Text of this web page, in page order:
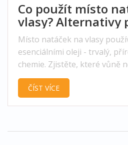
Co použít místo
vlasy? Alternativy
vonný efekt
Místo natáček na vlasy
esenciálními oleji - trvalý,
chemie. Zjistěte, které vůně
správně používat.
ČÍST VÍCE